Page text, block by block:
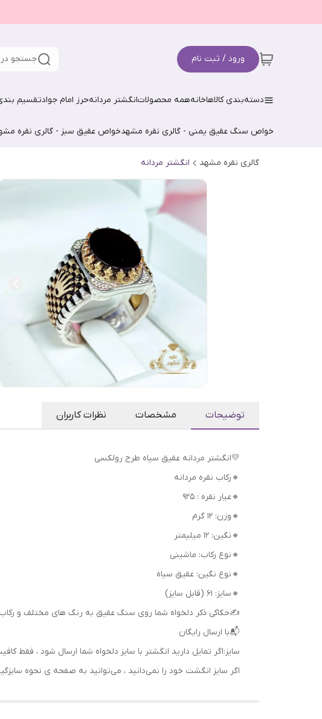
ورود / ثبت نام جستجو
دسته‌بندی کالاهاخانههمه محصولاتانگشتر مردانهحرز امام جوادتقسیم
خواص سنگ عقیق یمنی - گالری نقره مشهدخواص عقیق سبز - گالری نقره
گالری نقره مشهد انگشتر مردانه
توضیحات مشخصات نظرات کاربران
💛انگشتر مردانه عقیق سیاه طرح رولکسی
🔸رکاب نقره مردانه
🔸عیار نقره : 925
🔸وزن: 12 گرم
🔸نگین: 12 میلیمتر
🔸نوع رکاب: ماشینی
🔸نوع نگین: عقیق سیاه
🔸سایز: 61 (قابل سایز)
✍حکاکی ذکر دلخواه شما روی سنگ عقیق به رنگ های مختلف و
📬با ارسال رایگان
سایز:اگر تمایل دارید انگشتر با سایز دلخواه شما ارسال شود
اگر سایز انگشت خود را نمی‌دانید ، می‌توانید به صفحه ی نحوه